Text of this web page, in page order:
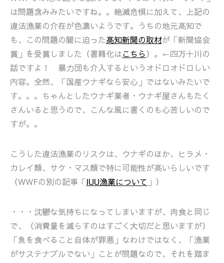
は問題含みみたいですね。。絶滅危惧に加えて、上記の
違法漁業の介在が色濃いようです。うちの地元高知で
も、この問題の闇に迫った高知新聞の取材が「新聞協会
賞」を受賞しました（書籍化はこちら）。←四万十川の
話ですよ！ 暴力団も介入するというオドロオドロしい
内容。全然、「国産ウナギなら安心」ではないみたいで
す。。。ちゃんとしたウナギ業者・ウナギ屋さんもたく
さんいると思うので、こんな風に書くのも心苦しいので
すが。。
こうした違法漁業のリスクは、ウナギのほか、ヒラメ・
カレイ類、サケ・マス類で特に可能性が高いらしいです
（WWFの別の記事「IUU漁業について 」）
・・・沈鬱な気持ちになってしまいますが、肉食と同じ
で、（消費量を減らすのはすごく大切だと思いますが）
「魚を食べること自体が罪悪」なわけではなく、「漁業
がサステナブルでない」ことが問題なので、それを踏ま